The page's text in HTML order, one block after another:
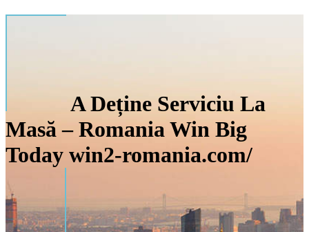
A Deține Serviciu La
Masă – Romania Win Big
Today win2-romania.com/